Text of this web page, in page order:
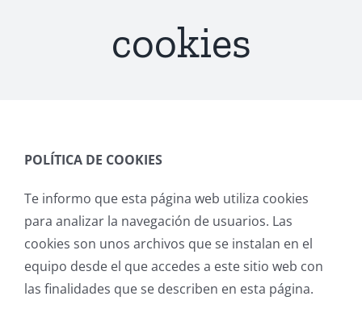
cookies
POLÍTICA DE COOKIES
Te informo que esta página web utiliza cookies
para analizar la navegación de usuarios. Las
cookies son unos archivos que se instalan en el
equipo desde el que accedes a este sitio web con
las finalidades que se describen en esta página.